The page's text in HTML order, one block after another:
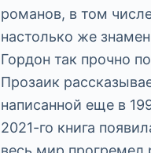
романов, в том
настолько же
Гордон так прочно
Прозаик
написанной еще в
2021-го книга